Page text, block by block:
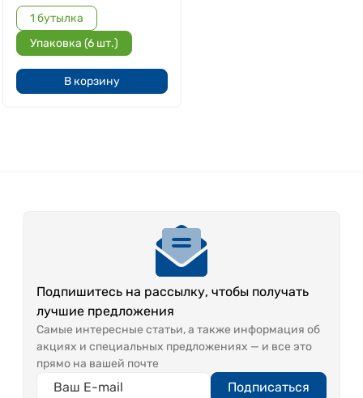
1 бутылка
Упаковка (6 шт.)
В корзину
Подпишитесь на рассылку, чтобы получать
лучшие предложения
Самые интересные статьи, а также информация об
акциях и специальных предложениях — и все это
прямо на вашей почте
Подписаться